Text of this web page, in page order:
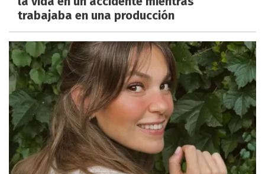
trabajaba en una producción